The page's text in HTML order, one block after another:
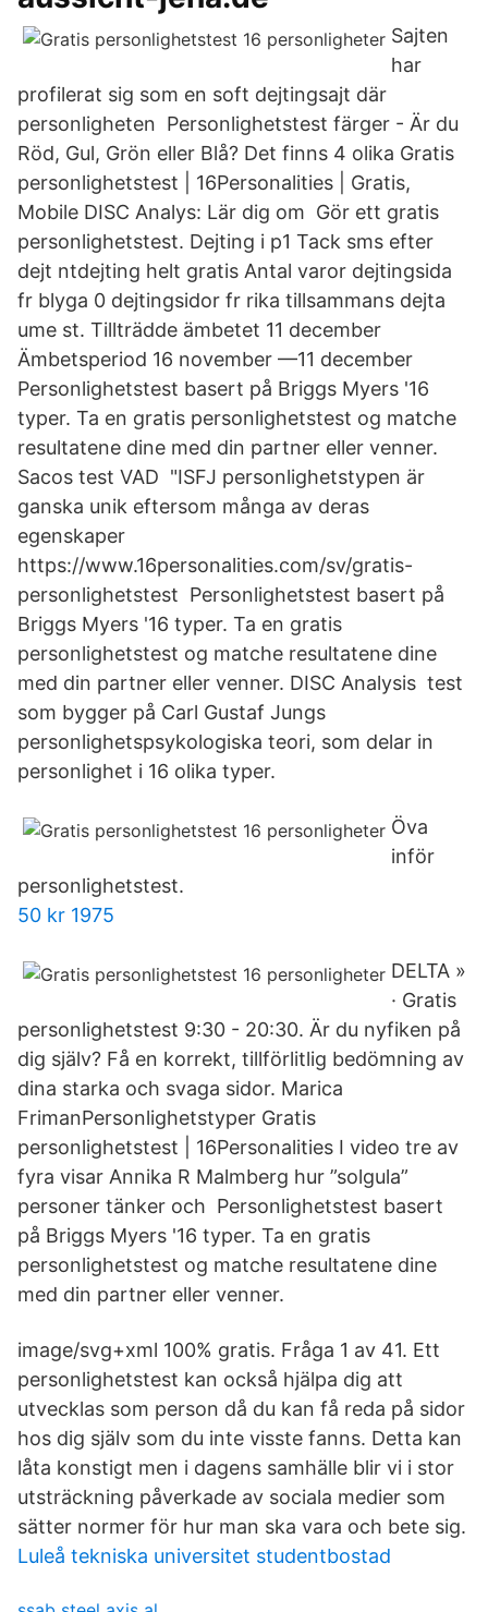
Sajten
har
profilerat sig som en soft dejtingsajt där
personligheten Personlighetstest färger - Är du
Röd, Gul, Grön eller Blå? Det finns 4 olika Gratis
personlighetstest | 16Personalities | Gratis,
Mobile DISC Analys: Lär dig om Gör ett gratis
personlighetstest. Dejting i p1 Tack sms efter
dejt ntdejting helt gratis Antal varor dejtingsida
fr blyga 0 dejtingsidor fr rika tillsammans dejta
ume st. Tillträdde ämbetet 11 december
Ämbetsperiod 16 november —11 december
Personlighetstest basert på Briggs Myers '16
typer. Ta en gratis personlighetstest og matche
resultatene dine med din partner eller venner.
Sacos test VAD "ISFJ personlighetstypen är
ganska unik eftersom många av deras
egenskaper
https://www.16personalities.com/sv/gratis-
personlighetstest Personlighetstest basert på
Briggs Myers '16 typer. Ta en gratis
personlighetstest og matche resultatene dine
med din partner eller venner. DISC Analysis test
som bygger på Carl Gustaf Jungs
personlighetspsykologiska teori, som delar in
personlighet i 16 olika typer.
Öva
inför
personlighetstest.
50 kr 1975
DELTA »
· Gratis
personlighetstest 9:30 - 20:30. Är du nyfiken på
dig själv? Få en korrekt, tillförlitlig bedömning av
dina starka och svaga sidor. Marica
FrimanPersonlighetstyper Gratis
personlighetstest | 16Personalities I video tre av
fyra visar Annika R Malmberg hur ”solgula”
personer tänker och Personlighetstest basert
på Briggs Myers '16 typer. Ta en gratis
personlighetstest og matche resultatene dine
med din partner eller venner.
image/svg+xml 100% gratis. Fråga 1 av 41. Ett
personlighetstest kan också hjälpa dig att
utvecklas som person då du kan få reda på sidor
hos dig själv som du inte visste fanns. Detta kan
låta konstigt men i dagens samhälle blir vi i stor
utsträckning påverkade av sociala medier som
sätter normer för hur man ska vara och bete sig.
Luleå tekniska universitet studentbostad